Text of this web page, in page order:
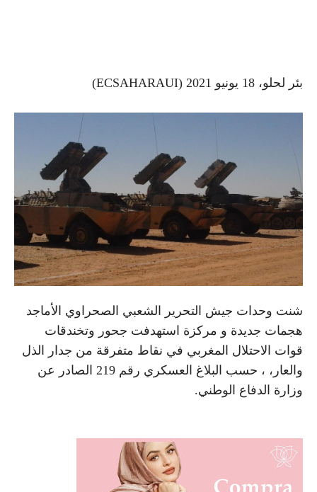
بئر لحلو، 18 يونيو 2021 (ECSAHARAUI)
شنت وحدات جيش التحرير الشعبي الصحراوي الأماجد
هجمات جديدة و مركزة استهدفت جحور وتخندقات
قوات الاحتلال المغربي في نقاط متفرقة من جدار الذل
والعار، ، حسب البلاغ العسكري رقم 219 الصادر عن
وزارة الدفاع الوطني.